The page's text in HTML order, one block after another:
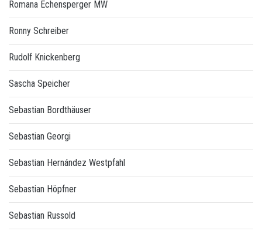
Romana Echensperger MW
Ronny Schreiber
Rudolf Knickenberg
Sascha Speicher
Sebastian Bordthäuser
Sebastian Georgi
Sebastian Hernández Westpfahl
Sebastian Höpfner
Sebastian Russold